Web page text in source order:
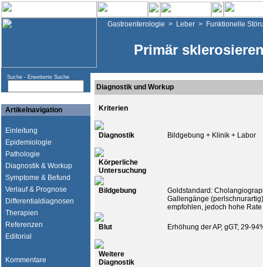
Gastroenterologie > Leber > Funktionelle
Primär
Suche - Erweiterte Suche
Artikelnavigation
Einleitung
Epidemiologie
Pathologie
Diagnostik & Workup
Symptome & Befund
Verlauf & Prognose
Differentialdiagnosen
Therapien
Referenzen
Editorial
Kommentare
Diagnostik und Workup
Kriterien
Diagnostik Bildgebung + Klinik + Labor
Körperliche
Untersuchung
Bildgebung
Goldstandard:
Gallengänge
empfohlen, jedoch hohe
Blut Erhöhung der AP, gGT; 29-
Weitere
Diagnostik